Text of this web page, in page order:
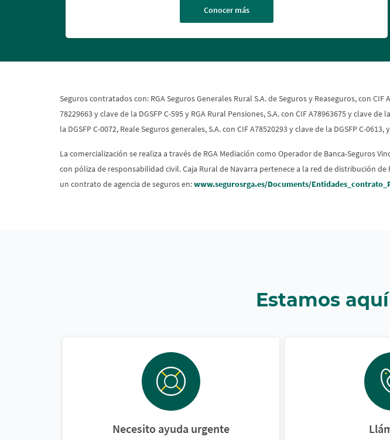
Conocer más
Seguros contratados con: RGA Seguros Generales Rural S.A. de Seguros y Reaseguros, con CIF
78229663 y clave de la DGSFP C-595 y RGA Rural Pensiones, S.A. con CIF A78963675 y clave
la DGSFP C-0072, Reale Seguros generales, S.A. con CIF A78520293 y clave de la DGSFP C-
La comercialización se realiza a través de RGA Mediación como Operador de Banca-Seguros
con póliza de responsabilidad civil. Caja Rural de Navarra pertenece a la red de distribución
un contrato de agencia de seguros en:www.segurosrga.es/Documents/
Estamos
Necesito ayuda urgente